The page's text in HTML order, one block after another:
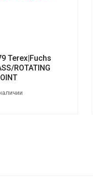
Terex|Fuchs
ROTATING